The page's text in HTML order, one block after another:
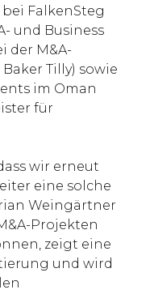
FalkenSteg
und Business
der M&A-
Tilly) sowie
im Oman
für
wir erneut
eine solche
Weingärtner
Projekten
zeigt eine
und wird